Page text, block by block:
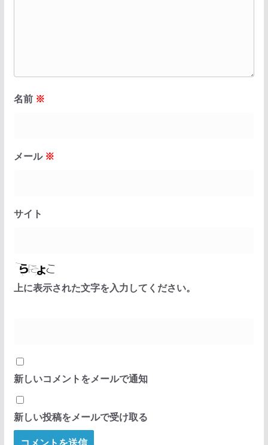
名前 ※
メール ※
サイト
上に表示された文字を入力してください。
新しいコメントをメールで通知
新しい投稿をメールで受け取る